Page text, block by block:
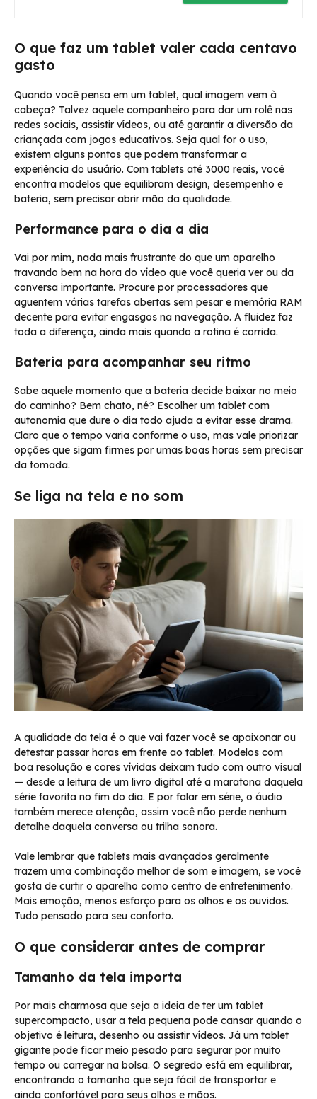
O que faz um tablet valer cada centavo
gasto
Quando você pensa em um tablet, qual imagem vem à
cabeça? Talvez aquele companheiro para dar um rolê nas
redes sociais, assistir vídeos, ou até garantir a diversão da
criançada com jogos educativos. Seja qual for o uso,
existem alguns pontos que podem transformar a
experiência do usuário. Com tablets até 3000 reais, você
encontra modelos que equilibram design, desempenho e
bateria, sem precisar abrir mão da qualidade.
Performance para o dia a dia
Vai por mim, nada mais frustrante do que um aparelho
travando bem na hora do vídeo que você queria ver ou da
conversa importante. Procure por processadores que
aguentem várias tarefas abertas sem pesar e memória RAM
decente para evitar engasgos na navegação. A fluidez faz
toda a diferença, ainda mais quando a rotina é corrida.
Bateria para acompanhar seu ritmo
Sabe aquele momento que a bateria decide baixar no meio
do caminho? Bem chato, né? Escolher um tablet com
autonomia que dure o dia todo ajuda a evitar esse drama.
Claro que o tempo varia conforme o uso, mas vale priorizar
opções que sigam firmes por umas boas horas sem precisar
da tomada.
Se liga na tela e no som
A qualidade da tela é o que vai fazer você se apaixonar ou
detestar passar horas em frente ao tablet. Modelos com
boa resolução e cores vívidas deixam tudo com outro visual
— desde a leitura de um livro digital até a maratona daquela
série favorita no fim do dia. E por falar em série, o áudio
também merece atenção, assim você não perde nenhum
detalhe daquela conversa ou trilha sonora.
Vale lembrar que tablets mais avançados geralmente
trazem uma combinação melhor de som e imagem, se você
gosta de curtir o aparelho como centro de entretenimento.
Mais emoção, menos esforço para os olhos e os ouvidos.
Tudo pensado para seu conforto.
O que considerar antes de comprar
Tamanho da tela importa
Por mais charmosa que seja a ideia de ter um tablet
supercompacto, usar a tela pequena pode cansar quando o
objetivo é leitura, desenho ou assistir vídeos. Já um tablet
gigante pode ficar meio pesado para segurar por muito
tempo ou carregar na bolsa. O segredo está em equilibrar,
encontrando o tamanho que seja fácil de transportar e
ainda confortável para seus olhos e mãos.